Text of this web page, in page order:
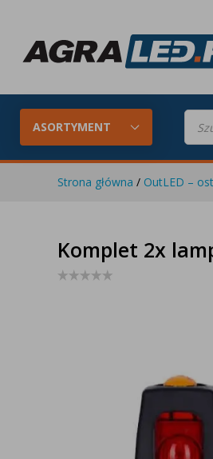
ASORTYMENT
Konfigurator LED
Skompletuj oświetlenie LED do
swojego ciągnika
Lampy ostrzegawcze
Panele świetlne LED
Strona główna / OutLED –
Komplet 2x